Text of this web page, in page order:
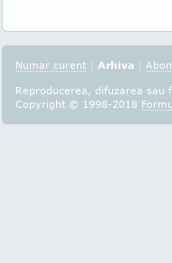
Numar curent | Arhiva |
Reproducerea, difuzarea
Copyright © 1998-2018